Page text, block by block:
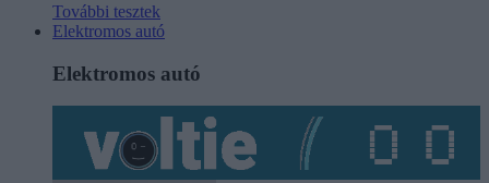
További tesztek
Elektromos autó
Elektromos autó